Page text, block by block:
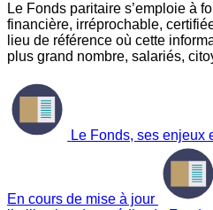
Le Fonds paritaire s’emploie à
financière, irréprochable,
lieu de référence où cette
plus grand nombre, salariés,
Le Fonds, ses enjeux
En cours de mise à jour